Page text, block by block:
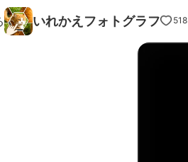
いれかえフォトグラフ 518